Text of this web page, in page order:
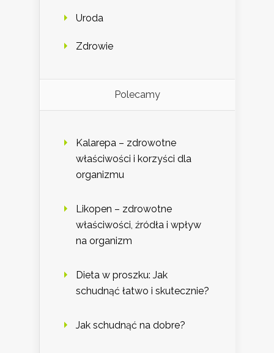
Uroda
Zdrowie
Polecamy
Kalarepa – zdrowotne
właściwości i korzyści dla
organizmu
Likopen – zdrowotne
właściwości, źródła i wpływ
na organizm
Dieta w proszku: Jak
schudnąć łatwo i skutecznie?
Jak schudnąć na dobre?